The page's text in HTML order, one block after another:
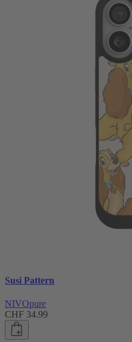
Susi Pattern
NIVOpure
CHF 34.99